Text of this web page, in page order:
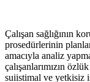
Çalışan sağlığının
prosedürlerinin
amacıyla analiz
çalışanlarımızın
suiistimal ve yetkisiz